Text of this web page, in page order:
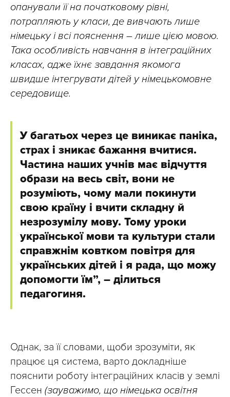
опанували її на початковому рівні,
потрапляють у класи, де вивчають лише
німецьку і всі пояснення – лише цією мовою.
Така особливість навчання в інтеграційних
класах, адже їхнє завдання якомога
швидше інтегрувати дітей у німецькомовне
середовище.
У багатьох через це виникає паніка,
страх і зникає бажання вчитися.
Частина наших учнів має відчуття
образи на весь світ, вони не
розуміють, чому мали покинути
свою країну і вчити складну й
незрозумілу мову. Тому уроки
української мови та культури стали
справжнім ковтком повітря для
українських дітей і я рада, що можу
допомогти їм”, – ділиться
педагогиня.
Однак, за її словами, щоби зрозуміти, як
працює ця система, варто докладніше
пояснити роботу інтеграційних класів у землі
Гессен (зауважимо, що німецька освітня